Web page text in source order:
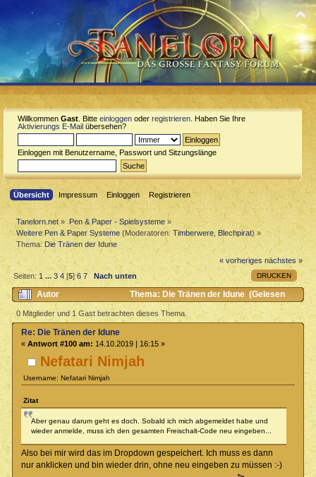
Willkommen Gast . Bitte einloggen oder registrieren . Haben Sie Ihre
Aktivierungs E-Mail übersehen?
Einloggen mit Benutzername, Passwort und Sitzungslänge
Übersicht Impressum Einloggen Registrieren
Tanelorn.net » Pen & Paper - Spielsysteme»
Weitere Pen & Paper Systeme (Moderatoren:Timberwere Blechpirat) »
Thema:Die Tränen der Idune
« vorheriges nächstes »
DRUCKEN
Seiten:1 ...3 4 [5]6 7 Nach unten
Autor
Thema: Die Tränen der Idune (Gelesen
27981 mal)
0 Mitglieder und 1 Gast betrachten dieses Thema.
Nefatari Nimjah
Username: Nefatari Nimjah
Re: Die Tränen der Idune
« Antwort #100 am: 14.10.2019 | 16:15 »
Zitat
Aber genau darum geht es doch. Sobald ich mich abgemeldet habe und
wieder anmelde, muss ich den gesamten Freischalt-Code neu eingeben...
Also bei mir wird das im Dropdown gespeichert. Ich muss es dann
nur anklicken und bin wieder drin, ohne neu eingeben zu müssen :-)